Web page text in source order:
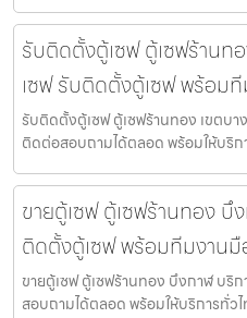
รับติดตั้งตู้เซฟ ตู้เซฟร้านท
เซฟ รับติดตั้งตู้เซฟ พร้อม
รับติดตั้งตู้เซฟ ตู้เซฟร้านทอง เขตบ
ติดต่อสอบถามได้ตลอด พร้อมให้บริก
ขายตู้เซฟ ตู้เซฟร้านทอง บึ
ติดตั้งตู้เซฟ พร้อมทีมงานมื
ขายตู้เซฟ ตู้เซฟร้านทอง บึงกาฬ บริ
สอบถามได้ตลอด พร้อมให้บริการทั่ว